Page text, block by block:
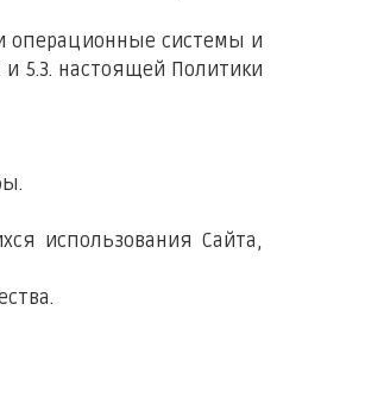
операционные системы и
5.3. настоящей Политики
использования Сайта,